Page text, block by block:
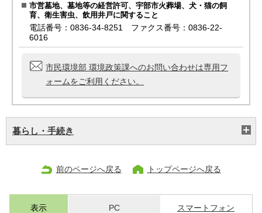
市営墓地、墓地等の経営許可、宇部市火葬場、犬・猫の飼
育、衛生害虫、飲用井戸に関すること
電話番号：0836-34-8251 ファクス番号：0836-22-
6016
市民環境部 環境政策課へのお問い合わせは専用フ
ォームをご利用ください。
暮らし・手続き
前のページへ戻る トップページへ戻る
表示 PC スマートフォン